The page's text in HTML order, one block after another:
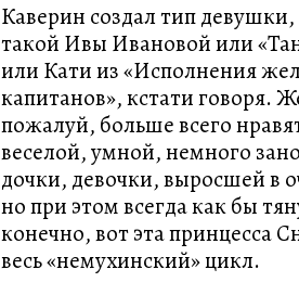
Каверин создал тип
такой Ивы Ивановой или
или Кати из «Исполнения
капитанов», кстати говоря.
пожалуй, больше всего
веселой, умной, немного
дочки, девочки, выросшей в
но при этом всегда как бы
конечно, вот эта принцесса
весь «немухинский» цикл.